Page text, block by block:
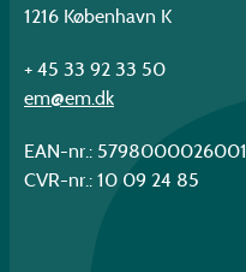
1216 København K
+ 45 33 92 33 50
em@em.dk
EAN-nr.: 5798000026001
CVR-nr.: 10 09 24 85